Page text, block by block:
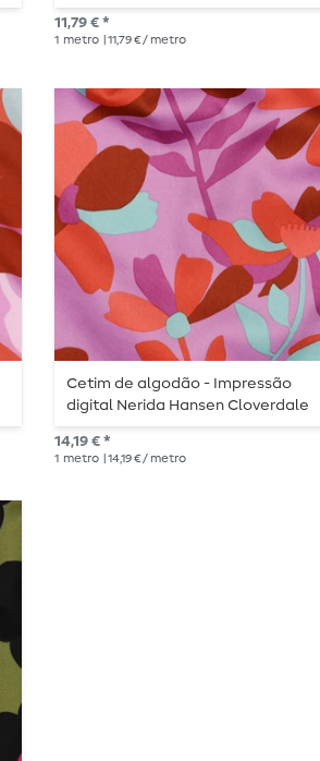
Branco Lilás
11,79 € *
1 metro | 11,79 € / metro
Cetim de algodão - Impressão
digital Nerida Hansen Cloverdale
lavanda
14,19 € *
1 metro | 14,19 € / metro